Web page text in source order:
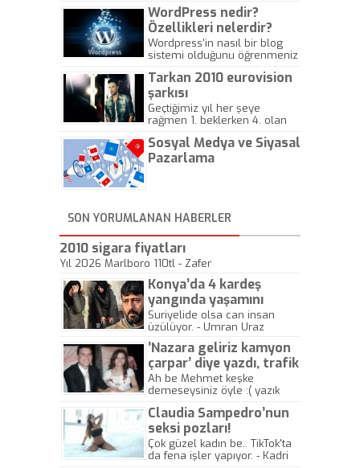
WordPress nedir?
Özellikleri nelerdir?
Wordpress'in nasıl bir blog
sistemi olduğunu öğrenmeniz
Tarkan 2010 eurovision
şarkısı
Geçtiğimiz yıl her şeye
rağmen 1. beklerken 4. olan
gösterisinin bu yarışmada
önemli olmadığını anlamıştır.
Sosyal Medya ve Siyasal
Pazarlama
SON YORUMLANAN HABERLER
2010 sigara fiyatları
Yıl 2026 Marlboro 110tl - Zafer
Konya’da 4 kardeş
yangında yaşamını
yitirdi
Suriyelide olsa can insan
üzülüyor. - Umran Uraz
’Nazara geliriz kamyon
çarpar’ diye yazdı, trafik
kazasında öldü!
Ah be Mehmet keşke
demeseysiniz öyle :( yazık
Claudia Sampedro’nun
seksi pozları!
Çok güzel kadın be.. TikTok'ta
da fena işler yapıyor. - Kadri